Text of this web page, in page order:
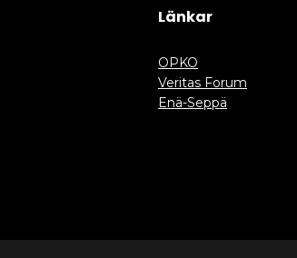
Länkar
OPKO
Veritas Forum
Enä-Seppä